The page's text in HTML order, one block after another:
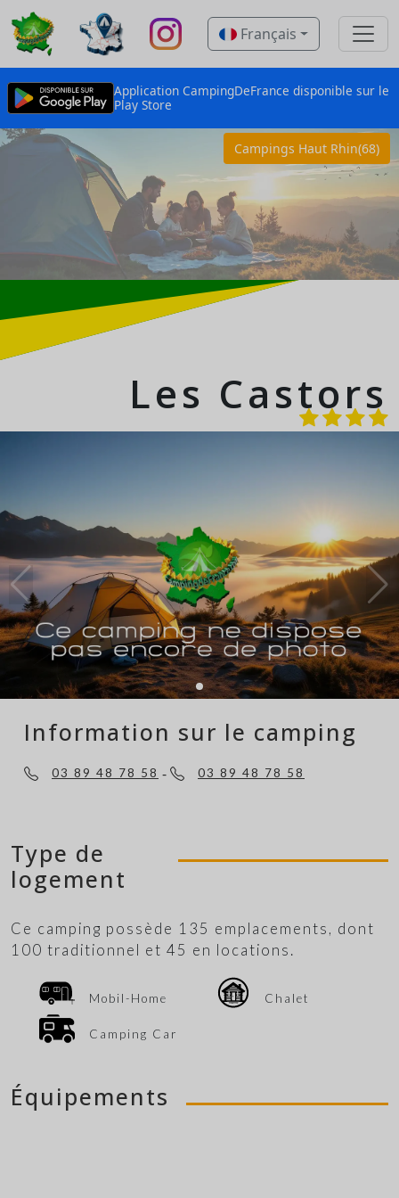
Français
Application CampingDeFrance disponible sur le
Play Store
Campings Haut Rhin(68)
Les Castors
Information sur le camping
03 89 48 78 58 - 03 89 48 78 58
Type de
logement
Ce camping possède 135 emplacements, dont
100 traditionnel et 45 en locations.
Mobil-Home Chalet
Camping Car
Équipements